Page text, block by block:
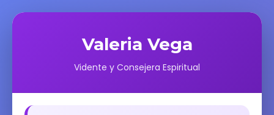
Valeria Vega
Vidente y Consejera Espiritual